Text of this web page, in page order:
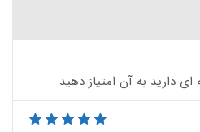
دارید به آن امتیاز دهید